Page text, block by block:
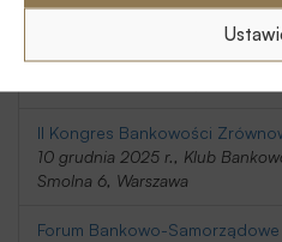
9 grudnia 2025 r., Novotel
II Kongres Bankowości
10 grudnia 2025 r., Klub
Smolna 6, Warszawa
Forum Bankowo-